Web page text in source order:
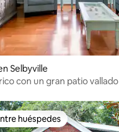
Selbyville
con un gran patio vallado
huéspedes preferido
huéspedes